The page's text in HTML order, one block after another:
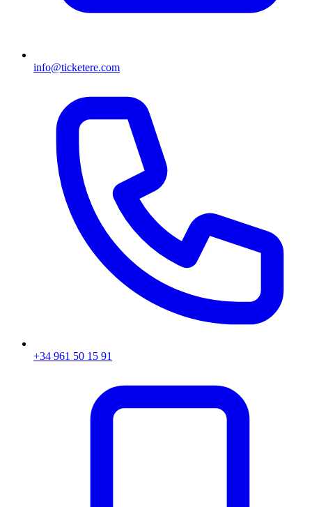
info@ticketere.com
+34 961 50 15 91